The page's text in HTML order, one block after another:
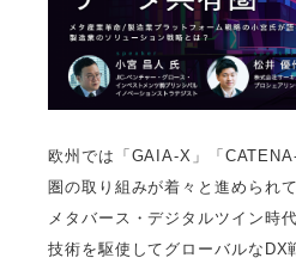
欧州では「GAIA-X」「
圏の取り組みが着々と進められて
メタバース・デジタルツイン時
技術を駆使してグローバルなDX